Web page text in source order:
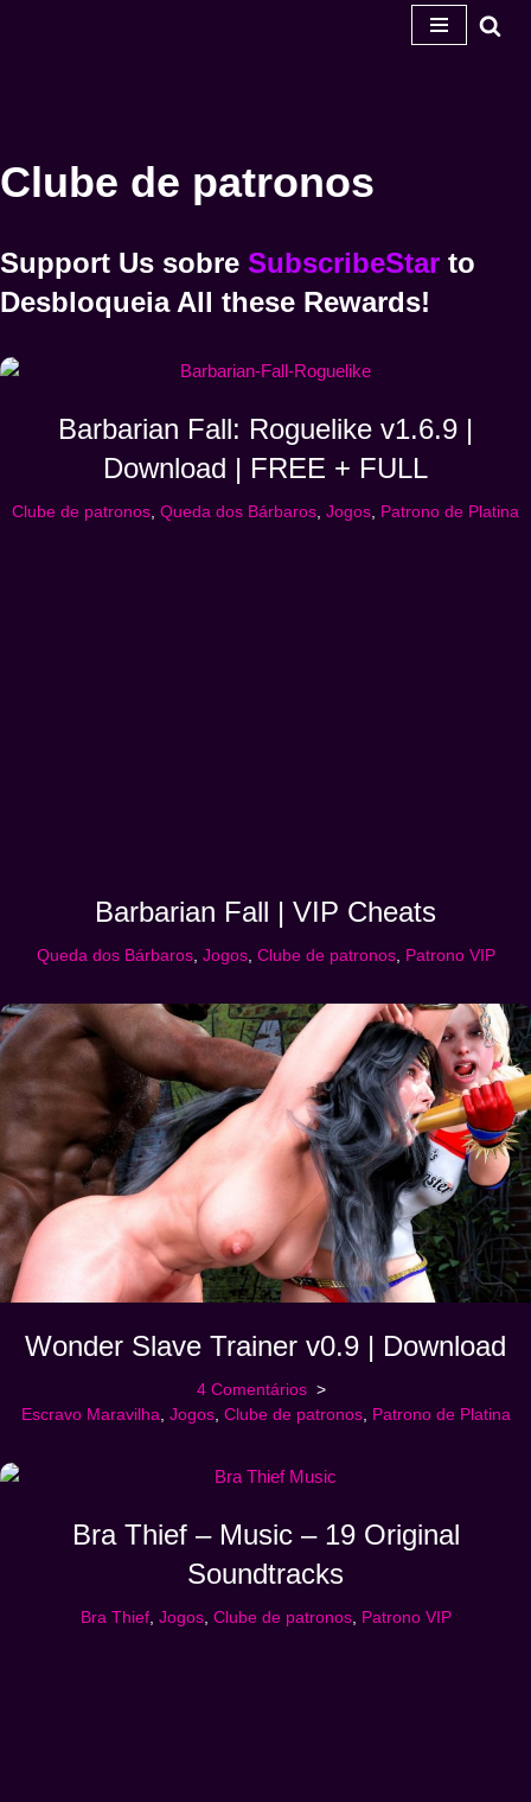
Clube de patronos
Support Us sobre SubscribeStar to
DesbloqueiaAll these Rewards!
Barbarian Fall: Roguelike v1.6.9 |
Download | FREE + FULL
Clube de patronos, Queda dos Bárbaros, Jogos, Patrono de Platina
Barbarian Fall | VIP Cheats
Queda dos Bárbaros, Jogos, Clube de patronos, Patrono VIP
Wonder Slave Trainer v0.9 | Download
4 Comentários
Escravo Maravilha, Jogos, Clube de patronos, Patrono de Platina
Bra Thief – Music – 19 Original
Soundtracks
Bra Thief, Jogos, Clube de patronos, Patrono VIP